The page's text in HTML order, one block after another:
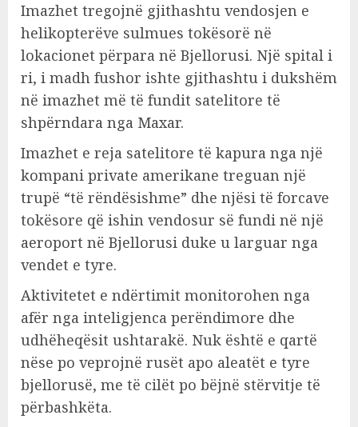
Imazhet tregojnë gjithashtu vendosjen e
helikopterëve sulmues tokësorë në
lokacionet përpara në Bjellorusi. Një spital i
ri, i madh fushor ishte gjithashtu i dukshëm
në imazhet më të fundit satelitore të
shpërndara nga Maxar.
Imazhet e reja satelitore të kapura nga një
kompani private amerikane treguan një
trupë “të rëndësishme” dhe njësi të forcave
tokësore që ishin vendosur së fundi në një
aeroport në Bjellorusi duke u larguar nga
vendet e tyre.
Aktivitetet e ndërtimit monitorohen nga
afër nga inteligjenca perëndimore dhe
udhëheqësit ushtarakë. Nuk është e qartë
nëse po veprojnë rusët apo aleatët e tyre
bjellorusë, me të cilët po bëjnë stërvitje të
përbashkëta.